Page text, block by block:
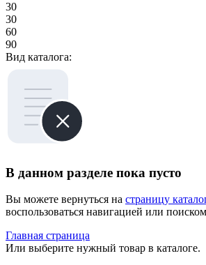
30
30
60
90
Вид каталога:
В данном разделе пока пусто
Вы можете вернуться на страницу
воспользоваться навигацией или
Главная страница
Или выберите нужный товар в каталоге.